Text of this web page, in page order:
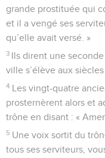
grande prostituée qui
et il a vengé ses
qu’elle avait versé. »
3 Ils dirent une
ville s’élève aux
4 Les vingt-quatre
prosternèrent alors et
trône en disant : «
5 Une voix sortit du
tous ses serviteurs,